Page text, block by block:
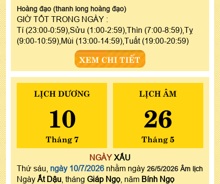
Hoàng đạo (thanh long hoàng đạo)
GIỜ TỐT TRONG NGÀY :
Tí (23:00-0:59),Sửu (1:00-2:59),Thìn (7:00-8:59),Tỵ
(9:00-10:59),Mùi (13:00-14:59),Tuất (19:00-20:59)
XEM CHI TIẾT
LỊCH DƯƠNG
10
Tháng 7
LỊCH ÂM
26
Tháng 5
NGÀYXẤU
Thứ sáu, ngày 10/7/2026 nhằm ngày 26/5/2026 Âm lịch
Ngày Ất Dậu , tháng Giáp Ngọ , năm Bính Ngọ